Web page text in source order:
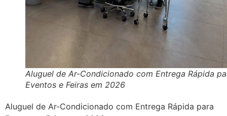
Aluguel de Ar-Condicionado com Entrega Rápida
Eventos e Feiras em 2026
Aluguel de Ar-Condicionado com Entrega Rápida para